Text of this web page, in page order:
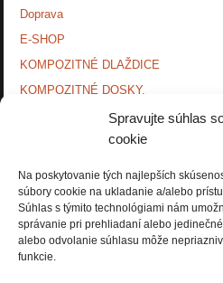
Spravujte súhlas
cookie
Na poskytovanie tých najlepších
súbory cookie na ukladanie a/alebo
Súhlas s týmito technológiami nám
správanie pri prehliadaní alebo
alebo odvolanie súhlasu môže
funkcie.
Doprava
E-SHOP
KOMPOZITNÉ DLAŽDICE
KOMPOZITNÉ DOSKY.
MONTÁŽNE NÁVODY
OCHRANA OSOBNÝCH ÚDAJOV
PRÍSLUŠENSTVO.
Zásady používania súborov cookie